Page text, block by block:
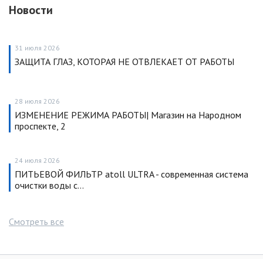
Новости
31 июля 2026
ЗАЩИТА ГЛАЗ, КОТОРАЯ НЕ ОТВЛЕКАЕТ ОТ РАБОТЫ
28 июля 2026
ИЗМЕНЕНИЕ РЕЖИМА РАБОТЫ| Магазин на Народном
проспекте, 2
24 июля 2026
ПИТЬЕВОЙ ФИЛЬТР atoll ULTRA - современная система
очистки воды с…
Смотреть все